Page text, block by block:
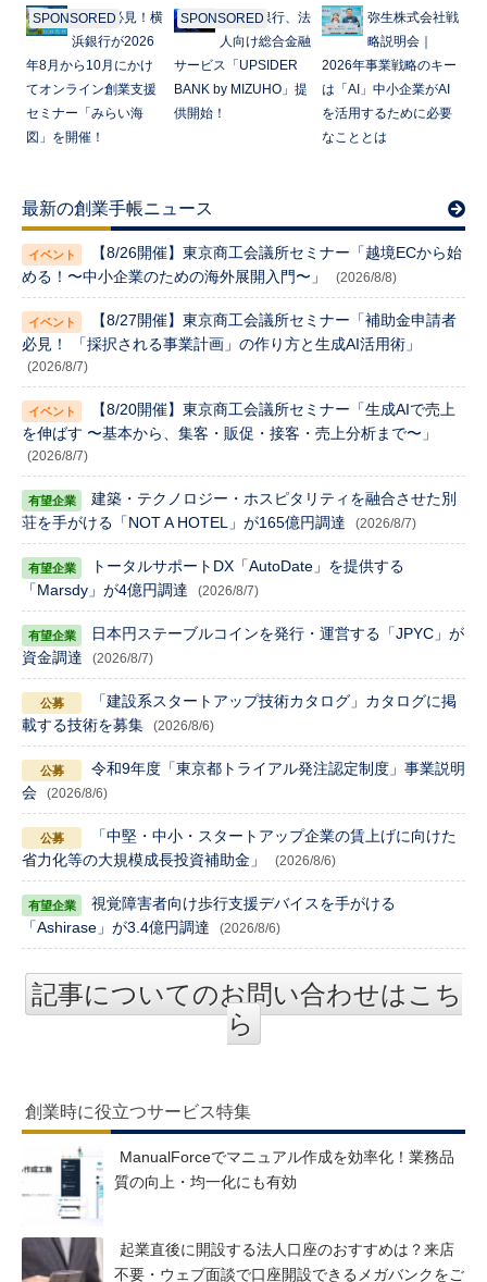
SPONSORED起業家必見！横
浜銀行が2026
年8月から10月にかけ
てオンライン創業支援
セミナー「みらい海
図」を開催！
SPONSOREDみずほ銀行、法
人向け総合金融
サービス「UPSIDER
BANK by MIZUHO」提
供開始！
弥生株式会社戦
略説明会｜
2026年事業戦略のキー
は「AI」中小企業がAI
を活用するために必要
なこととは
最新の創業手帳ニュース
【8/26開催】東京商工会議所セミナー「越境ECから始
める！〜中小企業のための海外展開入門〜」
(2026/8/8)
【8/27開催】東京商工会議所セミナー「補助金申請者
必見！ 「採択される事業計画」の作り方と生成AI活用術」
(2026/8/7)
【8/20開催】東京商工会議所セミナー「生成AIで売上
を伸ばす 〜基本から、集客・販促・接客・売上分析まで〜」
(2026/8/7)
建築・テクノロジー・ホスピタリティを融合させた別
荘を手がける「NOT A HOTEL」が165億円調達
(2026/8/7)
トータルサポートDX「AutoDate」を提供する
「Marsdy」が4億円調達
(2026/8/7)
日本円ステーブルコインを発行・運営する「JPYC」が
資金調達
(2026/8/7)
「建設系スタートアップ技術カタログ」カタログに掲
載する技術を募集
(2026/8/6)
令和9年度「東京都トライアル発注認定制度」事業説明
会
(2026/8/6)
「中堅・中小・スタートアップ企業の賃上げに向けた
省力化等の大規模成長投資補助金」
(2026/8/6)
視覚障害者向け歩行支援デバイスを手がける
「Ashirase」が3.4億円調達
(2026/8/6)
記事についてのお問い合わせはこち
ら
創業時に役立つサービス特集
ManualForceでマニュアル作成を効率化！業務品
質の向上・均一化にも有効
起業直後に開設する法人口座のおすすめは？来店
不要・ウェブ面談で口座開設できるメガバンクをご